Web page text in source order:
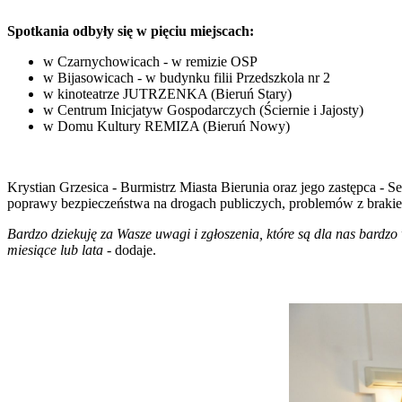
Spotkania odbyły się w pięciu miejscach:
w Czarnychowicach - w remizie OSP
w Bijasowicach - w budynku filii Przedszkola nr 2
w kinoteatrze JUTRZENKA (Bieruń Stary)
w Centrum Inicjatyw Gospodarczych (Ściernie i Jajosty)
w Domu Kultury REMIZA (Bieruń Nowy)
Krystian Grzesica - Burmistrz Miasta Bierunia oraz jego zastępca -
poprawy bezpieczeństwa na drogach publiczych, problemów z
Bardzo dziekuję za Wasze uwagi i zgłoszenia, które są dla nas bardzo
miesiące lub lata - dodaje.